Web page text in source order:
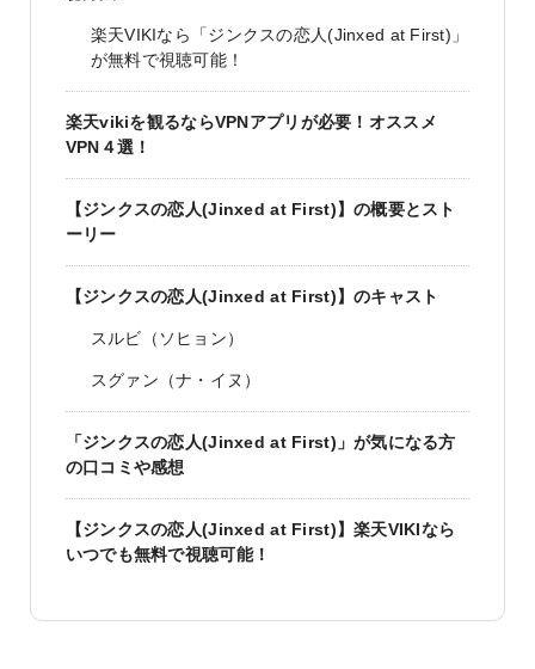
楽天VIKIなら「ジンクスの恋人(Jinxed at First)」
が無料で視聴可能！
楽天vikiを観るならVPNアプリが必要！オススメ
VPN４選！
【ジンクスの恋人(Jinxed at First)】の概要とスト
ーリー
【ジンクスの恋人(Jinxed at First)】のキャスト
スルビ（ソヒョン）
スグァン（ナ・イヌ）
「ジンクスの恋人(Jinxed at First)」が気になる方
の口コミや感想
【ジンクスの恋人(Jinxed at First)】楽天VIKIなら
いつでも無料で視聴可能！